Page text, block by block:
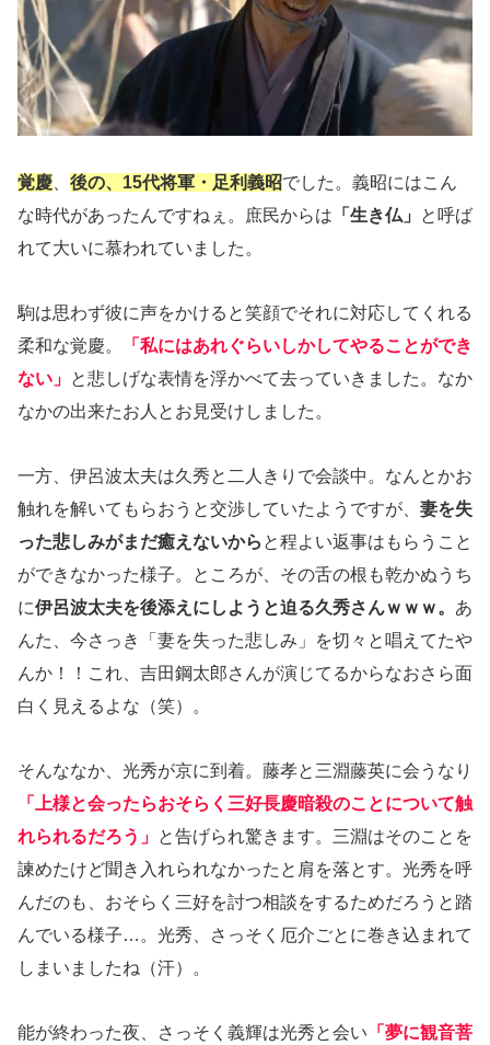
覚慶 後の、15代将軍・足利義昭でした。義昭にはこん
な時代があったんですねぇ。庶民からは 「生き仏」
と呼ば
れて大いに慕われていました。
駒は思わず彼に声をかけると笑顔でそれに対応してくれる
柔和な覚慶。
「私にはあれぐらいしかしてやることができ
ない」 と悲しげな表情を浮かべて去っていきました。なか
なかの出来たお人とお見受けしました。
一方、伊呂波太夫は久秀と二人きりで会談中。なんとかお
触れを解いてもらおうと交渉していたようですが、 妻を失
った悲しみがまだ癒えないから と程よい返事はもらうこと
ができなかった様子。ところが、その舌の根も乾かぬうち
に伊呂波太夫を後添えにしようと迫る久秀さんｗｗｗ。 あ
んた、今さっき「妻を失った悲しみ」を切々と唱えてたや
んか！！これ、吉田鋼太郎さんが演じてるからなおさら面
白く見えるよな（笑）。
そんななか、光秀が京に到着。藤孝と三淵藤英に会うなり
「上様と会ったらおそらく三好長慶暗殺のことについて触
れられるだろう」 と告げられ驚きます。三淵はそのことを
諫めたけど聞き入れられなかったと肩を落とす。光秀を呼
んだのも、おそらく三好を討つ相談をするためだろうと踏
んでいる様子…。光秀、さっそく厄介ごとに巻き込まれて
しまいましたね（汗）。
能が終わった夜、さっそく義輝は光秀と会い 「夢に観音菩